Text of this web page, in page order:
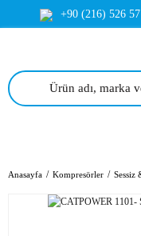
+90 (216) 526
Anasayfa Kompresörler Sessiz